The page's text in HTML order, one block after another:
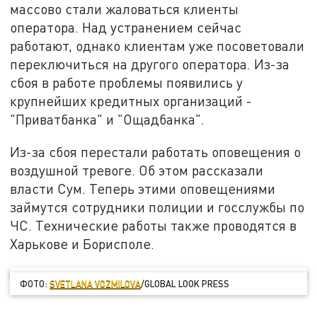
массово стали жаловаться клиенты
оператора. Над устранением сейчас
работают, однако клиентам уже посоветовали
переключиться на другого оператора. Из-за
сбоя в работе проблемы появились у
крупнейших кредитных организаций -
"Приватбанка" и "Ощадбанка".
Из-за сбоя перестали работать оповещения о
воздушной тревоге. Об этом рассказали
власти Сум. Теперь этими оповещениями
займутся сотрудники полиции и госслужбы по
ЧС. Технические работы также проводятся в
Харькове и Борисполе.
ФОТО:SVETLANA VOZMILOVA/GLOBAL LOOK PRESS